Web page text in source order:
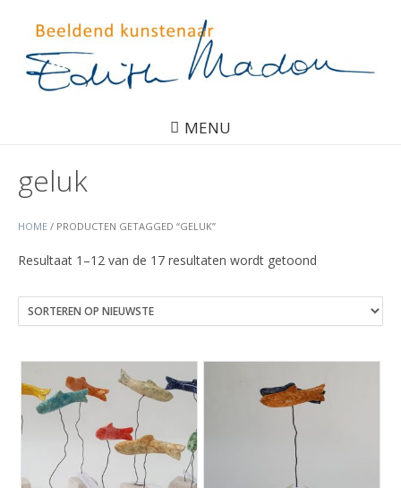
MENU
HOME / PRODUCTEN GETAGGED “GELUK”
geluk
Resultaat 1–12 van de 17 resultaten wordt getoond
nieuwste